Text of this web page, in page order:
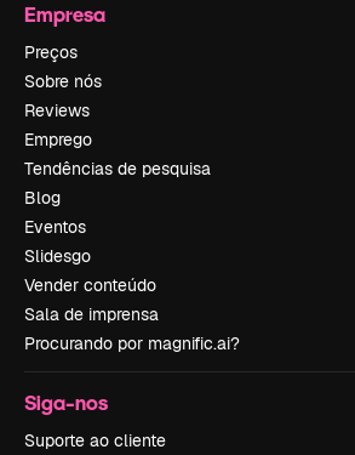
Empresa
Preços
Sobre nós
Reviews
Emprego
Tendências de pesquisa
Blog
Eventos
Slidesgo
Vender conteúdo
Sala de imprensa
Procurando por magnific.ai?
Siga-nos
Suporte ao cliente